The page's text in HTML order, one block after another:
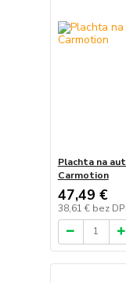
Plachta na
Carmotion
47,49 €
38,61 € bez